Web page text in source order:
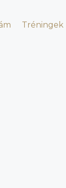
Tréningek